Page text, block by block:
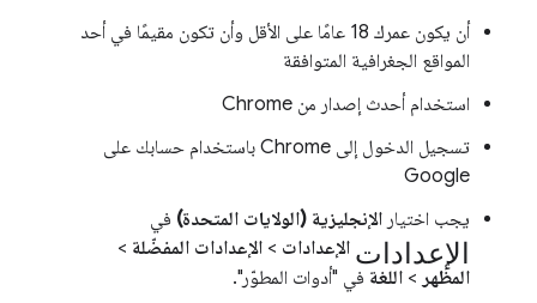
أن يكون عمرك 18 عامًا على الأقل وأن تكون مقيمًا في أحد
المواقع الجغرافية المتوافقة
استخدام أحدث إصدار من Chrome
تسجيل الدخول إلى Chrome باستخدام حسابك على
Google
يجب اختيار الإنجليزية (الولايات المتحدة) في
الإعدادات الإعدادات > الإعدادات المفضّلة >
المظهر > اللغة في "أدوات المطوّر".